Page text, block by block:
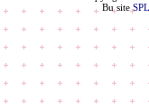
Bu siteSPL